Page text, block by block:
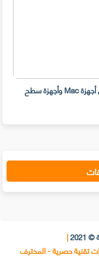
مرشحات Snap Camera لن تعمل على أجهزة Mac وأجهزة سطح
|
تقنية حصرية - المحترف